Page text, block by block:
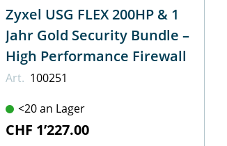
Zyxel USG FLEX 200HP & 1
Jahr Gold Security Bundle –
High Performance Firewall
Art. 100251
<20 an Lager
CHF 1’227.00